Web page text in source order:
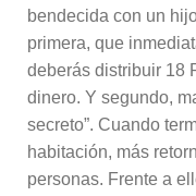
bendecida con un
primera, que
deberás distribuir 18
dinero. Y segundo,
secreto”. Cuando
habitación, más
personas. Frente a